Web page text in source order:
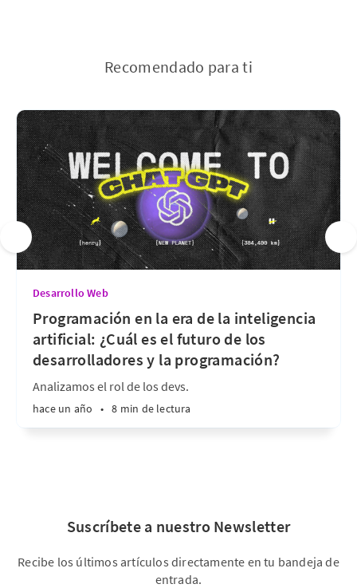
Recomendado para ti
Desarrollo Web
Programación en la era de la inteligencia
artificial: ¿Cuál es el futuro de los
desarrolladores y la programación?
Analizamos el rol de los devs.
hace un año • 8 min de lectura
Suscríbete a nuestro Newsletter
Recibe los últimos artículos directamente en tu bandeja de
entrada.